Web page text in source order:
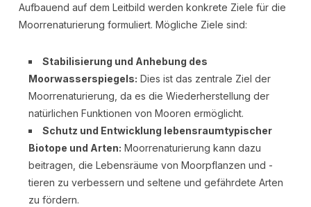
Aufbauend auf dem Leitbild werden konkrete Ziele für die
Moorrenaturierung formuliert. Mögliche Ziele sind:
Stabilisierung und Anhebung des
Moorwasserspiegels: Dies ist das zentrale Ziel der
Moorrenaturierung, da es die Wiederherstellung der
natürlichen Funktionen von Mooren ermöglicht.
Schutz und Entwicklung lebensraumtypischer
Biotope und Arten: Moorrenaturierung kann dazu
beitragen, die Lebensräume von Moorpflanzen und -
tieren zu verbessern und seltene und gefährdete Arten
zu fördern.